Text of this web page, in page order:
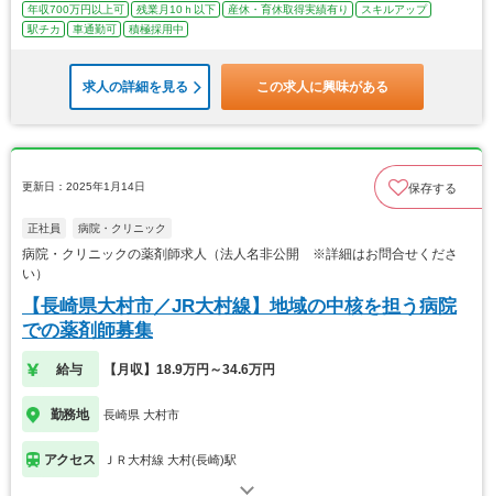
年収700万円以上可 残業月10ｈ以下 産休・育休取得実績有り
スキルアップ
駅チカ
車通勤可 積極採用中
求人の詳細を見る この求人に興味がある
更新日：2025年1月14日 保存する
正社員 病院・クリニック
病院・クリニックの薬剤師求人（法人名非公開 ※詳細はお問合せくださ
い）
【長崎県大村市／JR大村線】地域の中核を担う病院
での薬剤師募集
給与 【月収】18.9万円～34.6万円
勤務地 長崎県 大村市
アクセス ＪＲ大村線 大村(長崎)駅